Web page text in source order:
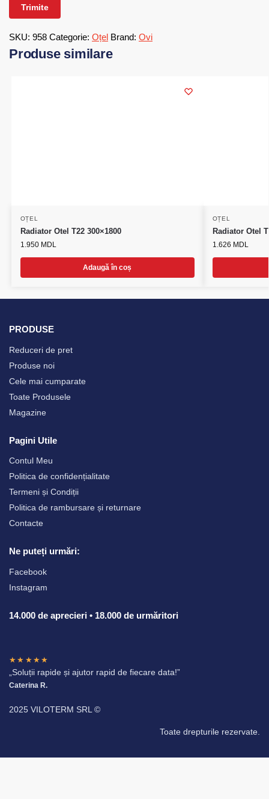
SKU: 958 Categorie: Oțel Brand: Ovi
Produse similare
OȚEL
Radiator Otel T22 300×1800
1.950 MDL
Adaugă în coș
OȚEL
Radiator Otel
1.626 MDL
PRODUSE
Reduceri de pret
Produse noi
Cele mai cumparate
Toate Produsele
Magazine
Pagini Utile
Contul Meu
Politica de confidențialitate
Termeni și Condiții
Politica de rambursare și returnare
Contacte
Ne puteți urmări:
Facebook
Instagram
14.000 de aprecieri • 18.000 de urmăritori
★★★★★
„Soluții rapide și ajutor rapid de fiecare data!”
Caterina R.
2025 VILOTERM SRL ©
Toate drepturile rezervate.